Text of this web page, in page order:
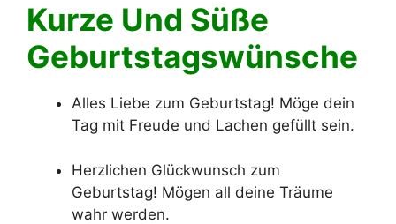
Kurze Und Süße
Geburtstagswünsche
Alles Liebe zum Geburtstag! Möge dein
Tag mit Freude und Lachen gefüllt sein.
Herzlichen Glückwunsch zum
Geburtstag! Mögen all deine Träume
wahr werden.